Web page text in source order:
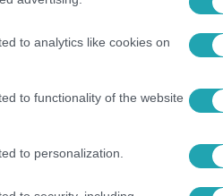
to analytics like cookies on
to functionality of the website
to personalization.
demonstrál jobban, mint Pista